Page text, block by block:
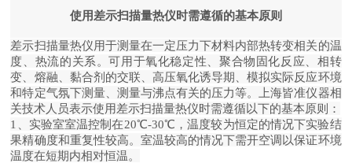
使用差示扫描量热仪时需遵循的基本原则
差示扫描量热仪用于测量在一定压力下材料内部热转变相关的温
度、热流的关系。可用于氧化稳定性、聚合物固化反应、相转
变、熔融、黏合剂的交联、高压氧化诱导期、模拟实际反应环境
和特定气氛下测量、测量与沸点有关的压力等。上海皆准仪器相
关技术人员表示使用差示扫描量热仪时需遵循以下的基本原则：
1、实验室室温控制在20℃-30℃，温度较为恒定的情况下实验结
果精确度和重复性较高。室温较高的情况下需开空调以保证环境
温度在短期内相对恒温。